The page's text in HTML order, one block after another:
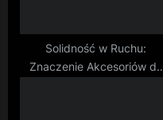
:
Solidność w Ruchu:
Znaczenie Akcesoriów do